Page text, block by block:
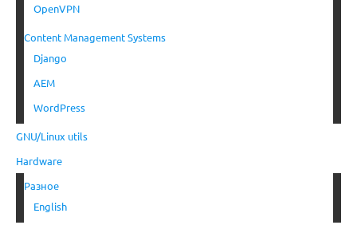
OpenVPN
Content Management Systems
Django
AEM
WordPress
GNU/Linux utils
Hardware
Разное
English